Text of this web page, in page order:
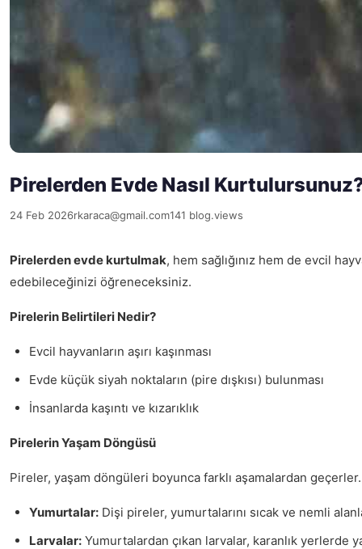
Pirelerden Evde Nasıl
24 Feb 2026rkaraca@gmail.com141 blog.views
Pirelerden evde kurtulmak, hem sağlığınız hem de evcil
edebileceğinizi öğreneceksiniz.
Pirelerin Belirtileri Nedir?
Evcil hayvanların aşırı kaşınması
Evde küçük siyah noktaların (pire dışkısı) bulunması
İnsanlarda kaşıntı ve kızarıklık
Pirelerin Yaşam Döngüsü
Pireler, yaşam döngüleri boyunca farklı aşamalardan
Yumurtalar: Dişi pireler, yumurtalarını sıcak ve nemli
Larvalar: Yumurtalardan çıkan larvalar, karanlık yerlerde